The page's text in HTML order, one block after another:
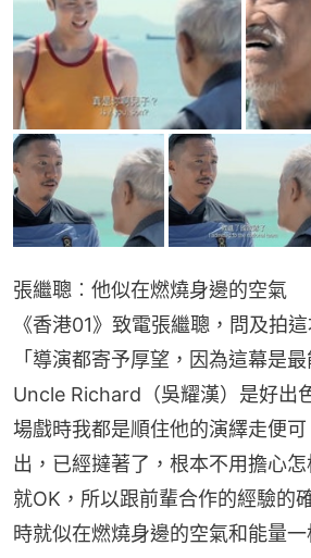
張繼聰︰他似在燃燒身邊的空氣
《香港01》致電張繼聰，問及拍
「導演都寄予厚望，因為這幕是
Uncle Richard（吳耀漢）是好出
場戲時我都是順住他的演繹走便
出，已經撻著了，根本不用擔心
就OK，所以跟前輩合作的經驗的
時就似在燃燒身邊的空氣和能量一